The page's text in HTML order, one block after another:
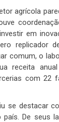
agrícola
em
replicador
comum, o
receita
com 22
se destacar
país. De seus